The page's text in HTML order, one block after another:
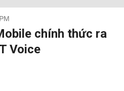
chính thức ra
Voice